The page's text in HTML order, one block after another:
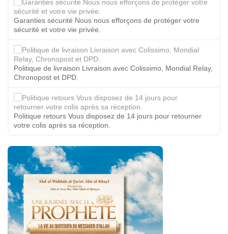
Garanties sécurité Nous nous efforçons de protéger votre
sécurité et votre vie privée.
Politique de livraison Livraison avec Colissimo, Mondial Relay,
Chronopost et DPD.
Politique retours Vous disposez de 14 jours pour retourner
votre colis après sa réception.